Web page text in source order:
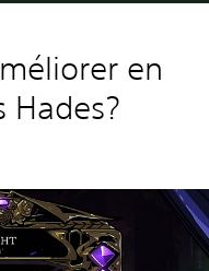
en
Hades?